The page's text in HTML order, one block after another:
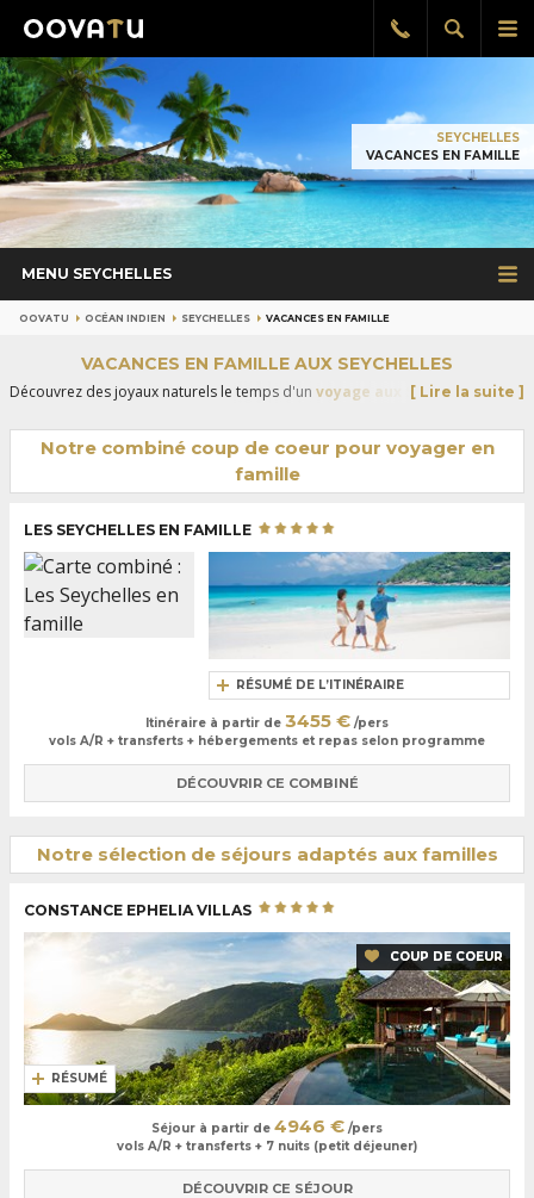
le
Afficher
la
Rappel
gratuit
SEYCHELLES
VACANCES EN FAMILLE
MENU SEYCHELLES
OOVATU OCÉAN INDIEN SEYCHELLES VACANCES EN FAMILLE
VACANCES EN FAMILLE AUX SEYCHELLES
Découvrez des joyaux naturels le temps d'un voyage aux Seychellesavec
adaptés pour un séjour en famille afin de faire de vos vacances dans cet
archipel de rêve un moment assurément unique. Et pourtous les autres
, explorez notre sélection pour des aventures
inoubliables aux quatre coins du monde !
[ Lire la suite ]
Notre combiné coup de coeur pour voyager en
famille
LES SEYCHELLES EN FAMILLE
RÉSUMÉ DE L’ITINÉRAIRE
Itinéraire à partir de 3455 € /pers
vols A/R + transferts + hébergements et repas selon programme
DÉCOUVRIR CE COMBINÉ
Notre sélection de séjours adaptés aux familles
CONSTANCE EPHELIA VILLAS
COUP DE COEUR
RÉSUMÉ
Séjour à partir de 4946 € /pers
vols A/R + transferts + 7 nuits (petit déjeuner)
DÉCOUVRIR CE SÉJOUR